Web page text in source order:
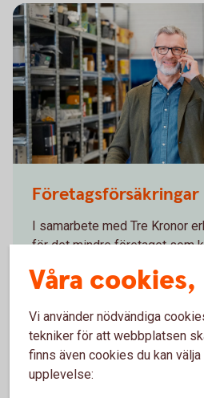
Företagsförsäkringar
I samarbete med Tre Kronor
för det mindre företaget som
annat företagets inventarier
Företagsförsäkringar
Våra
Vi använder nödvändiga
tekniker för att webbplatsen
finns även cookies du kan
upplevelse: